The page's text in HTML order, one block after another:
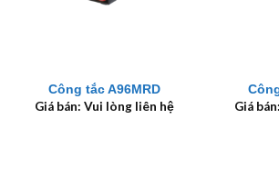
Công tắc A96MRD
Giá bán: Vui lòng liên hệ Giá